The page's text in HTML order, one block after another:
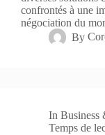
confrontés à une
négociation du
By
In Business
Temps de